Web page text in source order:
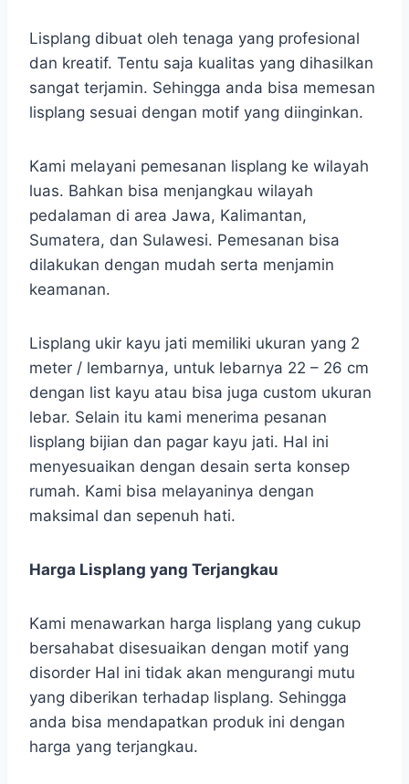
Lisplang dibuat oleh tenaga yang profesional
dan kreatif. Tentu saja kualitas yang dihasilkan
sangat terjamin. Sehingga anda bisa memesan
lisplang sesuai dengan motif yang diinginkan.
Kami melayani pemesanan lisplang ke wilayah
luas. Bahkan bisa menjangkau wilayah
pedalaman di area Jawa, Kalimantan,
Sumatera, dan Sulawesi. Pemesanan bisa
dilakukan dengan mudah serta menjamin
keamanan.
Lisplang ukir kayu jati memiliki ukuran yang 2
meter / lembarnya, untuk lebarnya 22 – 26 cm
dengan list kayu atau bisa juga custom ukuran
lebar. Selain itu kami menerima pesanan
lisplang bijian dan pagar kayu jati. Hal ini
menyesuaikan dengan desain serta konsep
rumah. Kami bisa melayaninya dengan
maksimal dan sepenuh hati.
Harga Lisplang yang Terjangkau
Kami menawarkan harga lisplang yang cukup
bersahabat disesuaikan dengan motif yang
disorder Hal ini tidak akan mengurangi mutu
yang diberikan terhadap lisplang. Sehingga
anda bisa mendapatkan produk ini dengan
harga yang terjangkau.